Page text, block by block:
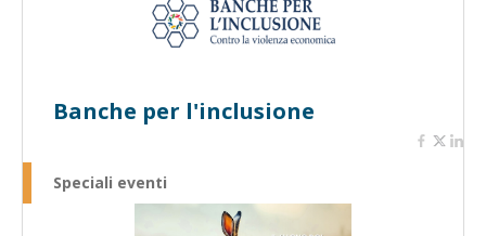
Banche per l'inclusione
Speciali eventi